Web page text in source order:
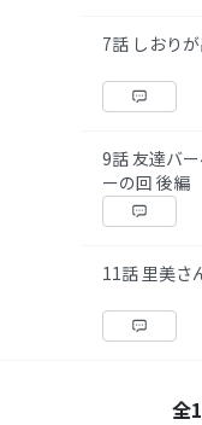
7話 しおり
9話 友達バ
ーの回 後編
11話 里美さ
全